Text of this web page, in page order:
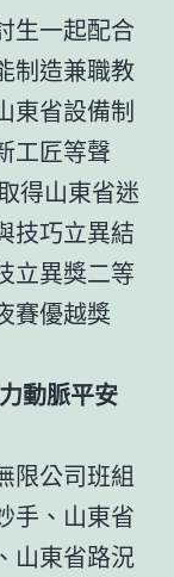
生一起配合
制造兼職教
東省設備制
工匠等聲
得山東省迷
技巧立異結
立異獎二等
賽優越獎
動脈平安
限公司班組
手、山東省
山東省路況